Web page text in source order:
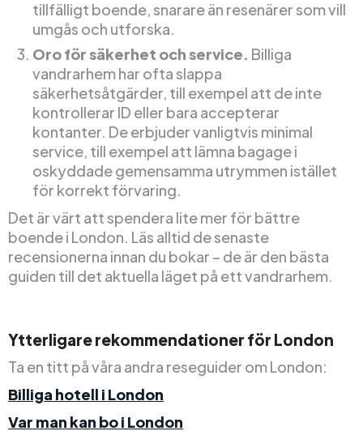
tillfälligt boende, snarare än resenärer som vill
umgås och utforska.
Oro för säkerhet och service. Billiga
vandrarhem har ofta slappa
säkerhetsåtgärder, till exempel att de inte
kontrollerar ID eller bara accepterar
kontanter. De erbjuder vanligtvis minimal
service, till exempel att lämna bagage i
oskyddade gemensamma utrymmen istället
för korrekt förvaring.
Det är värt att spendera lite mer för bättre
boende i London. Läs alltid de senaste
recensionerna innan du bokar – de är den bästa
guiden till det aktuella läget på ett vandrarhem.
Ytterligare rekommendationer för London
Ta en titt på våra andra reseguider om London:
Billiga hotell i London
Var man kan bo i London